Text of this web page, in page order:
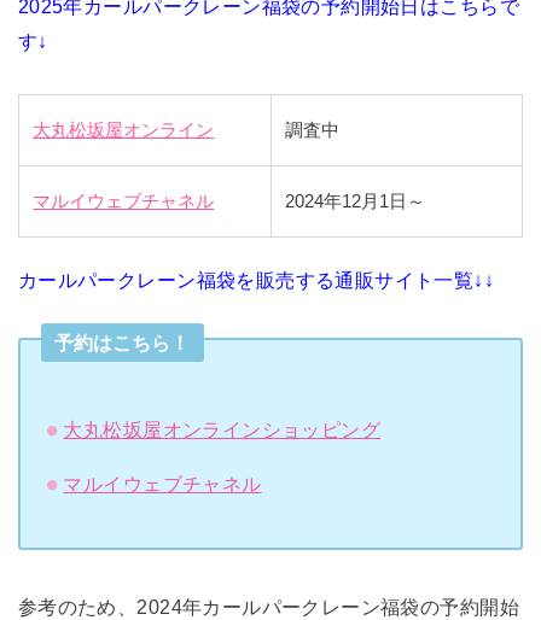
2025年カールパークレーン福袋の予約開始日はこちらで
す↓
大丸松坂屋オンライン 調査中
マルイウェブチャネル 2024年12月1日～
カールパークレーン福袋を販売する通販サイト一覧↓↓
予約はこちら！
大丸松坂屋オンラインショッピング
マルイウェブチャネル
参考のため、2024年カールパークレーン福袋の予約開始